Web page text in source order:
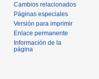
Cambios relacionados
Páginas especiales
Versión para imprimir
Enlace permanente
Información de la
página